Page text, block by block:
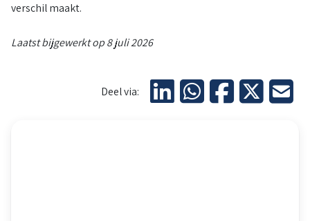
verschil maakt.
Laatst bijgewerkt op 8 juli 2026
Deel via: